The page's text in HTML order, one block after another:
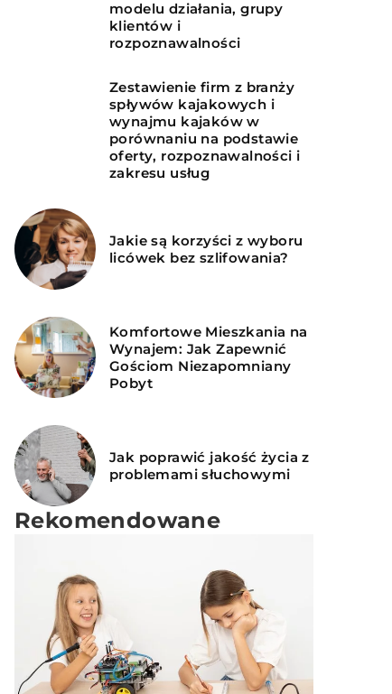
modelu działania, grupy
klientów i
rozpoznawalności
Zestawienie firm z branży
spływów kajakowych i
wynajmu kajaków w
porównaniu na podstawie
oferty, rozpoznawalności i
zakresu usług
Jakie są korzyści z wyboru
licówek bez szlifowania?
Komfortowe Mieszkania na
Wynajem: Jak Zapewnić
Gościom Niezapomniany
Pobyt
Jak poprawić jakość życia z
problemami słuchowymi
Rekomendowane